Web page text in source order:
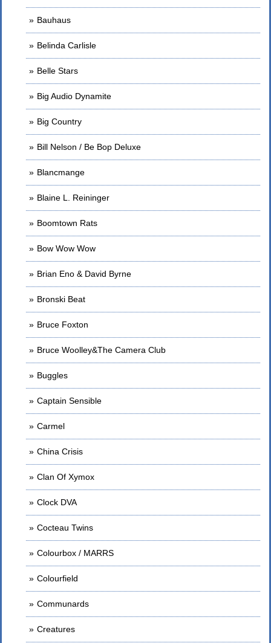
Bauhaus
Belinda Carlisle
Belle Stars
Big Audio Dynamite
Big Country
Bill Nelson / Be Bop Deluxe
Blancmange
Blaine L. Reininger
Boomtown Rats
Bow Wow Wow
Brian Eno & David Byrne
Bronski Beat
Bruce Foxton
Bruce Woolley&The Camera Club
Buggles
Captain Sensible
Carmel
China Crisis
Clan Of Xymox
Clock DVA
Cocteau Twins
Colourbox / MARRS
Colourfield
Communards
Creatures